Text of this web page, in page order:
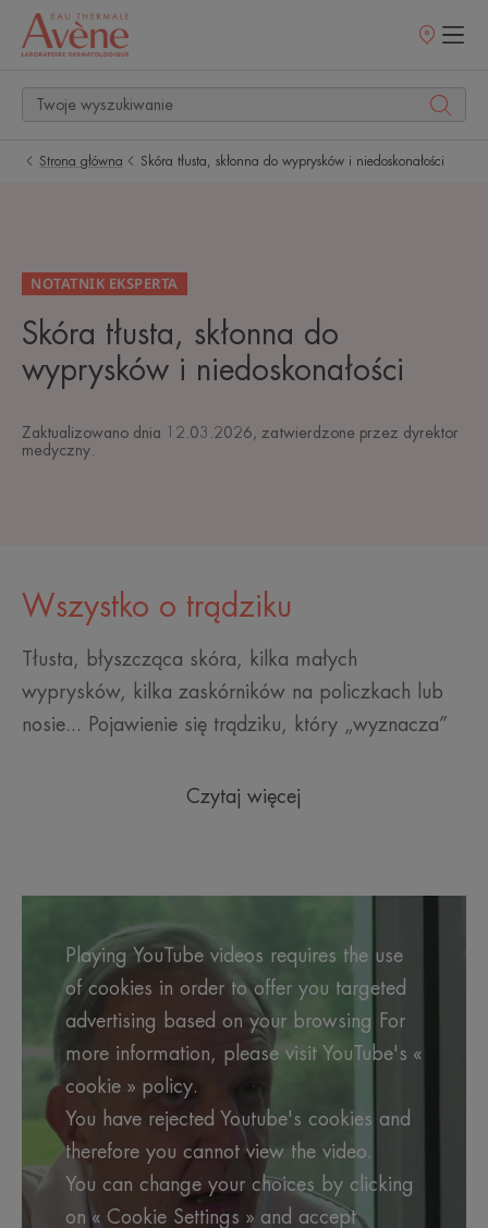
Punkty
Strona główna Skóra tłusta, skłonna do wyprysków i niedoskonałości
NOTATNIK EKSPERTA
Skóra tłusta, skłonna do
wyprysków i niedoskonałości
Zaktualizowano dnia 12.03.2026 , zatwierdzone przez dyrektor
medyczny
Wszystko o trądziku
Tłusta, błyszcząca skóra, kilka małych
wyprysków, kilka zaskórników na policzkach lub
nosie... Pojawienie się trądziku, który „wyznacza”
Czytaj więcej
Playing YouTube videos requires the use
of cookies in order to offer you targeted
advertising based on your browsing For
more information, please visit YouTube's «
cookie » policy.
You have rejected Youtube's cookies and
therefore you cannot view the video.
You can change your choices by clicking
on « Cookie Settings » and accept